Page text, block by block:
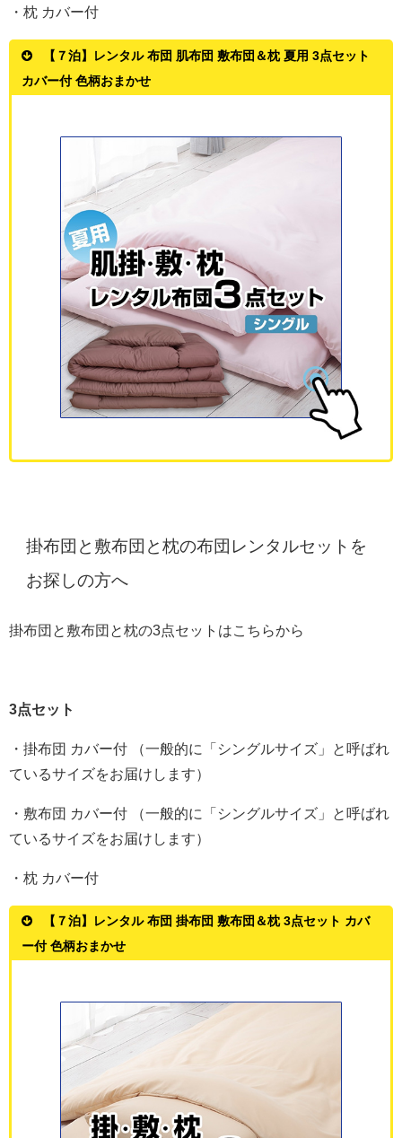
・枕 カバー付
【７泊】レンタル 布団 肌布団 敷布団＆枕 夏用 3点セット
カバー付 色柄おまかせ
掛布団と敷布団と枕の布団レンタルセットを
お探しの方へ
掛布団と敷布団と枕の3点セットはこちらから
3点セット
・掛布団 カバー付 （一般的に「シングルサイズ」と呼ばれ
ているサイズをお届けします）
・敷布団 カバー付 （一般的に「シングルサイズ」と呼ばれ
ているサイズをお届けします）
・枕 カバー付
【７泊】レンタル 布団 掛布団 敷布団＆枕 3点セット カバ
ー付 色柄おまかせ